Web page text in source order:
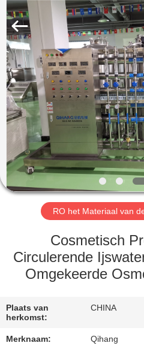
HUIS
PRODUCTEN
ONGEVEER
ONS
FABRIEKSREIS
CONTACTEER
Maken
Machine
Leverancier.
Copyright
2020
2023
cosmetic-
makingmachine.com.
Rights
Reserved.
RO het Materiaal van
Cosmetisch
Circulerende
Omgekeerde
Plaats van
herkomst:
CHINA
Merknaam: Qihang